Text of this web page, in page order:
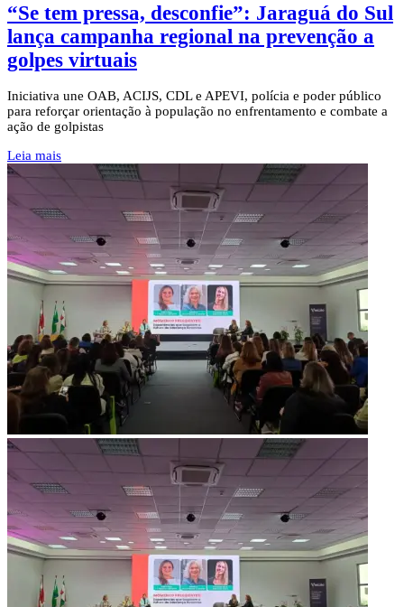
“Se tem pressa, desconfie”: Jaraguá do Sul
lança campanha regional na prevenção a
golpes virtuais
Iniciativa une OAB, ACIJS, CDL e APEVI, polícia e poder público
para reforçar orientação à população no enfrentamento e combate a
ação de golpistas
Leia mais